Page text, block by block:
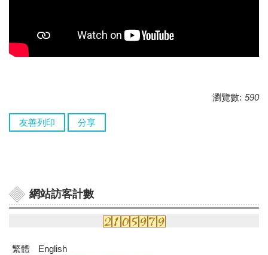
瀏覽數: 590
友善列印 分享
網站訪客計數
繁體
English